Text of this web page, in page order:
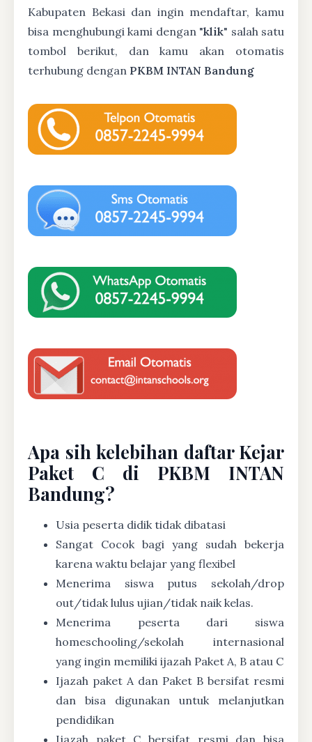
Kabupaten Bekasi dan ingin mendaftar, kamu
bisa menghubungi kami dengan "klik" salah satu
tombol berikut, dan kamu akan otomatis
terhubung dengan PKBM INTAN Bandung
Apa sih kelebihan daftar Kejar
Paket C di PKBM INTAN
Bandung?
Usia peserta didik tidak dibatasi
Sangat Cocok bagi yang sudah bekerja
karena waktu belajar yang flexibel
Menerima siswa putus sekolah/drop
out/tidak lulus ujian/tidak naik kelas.
Menerima peserta dari siswa
homeschooling/sekolah internasional
yang ingin memiliki ijazah Paket A, B atau C
Ijazah paket A dan Paket B bersifat resmi
dan bisa digunakan untuk melanjutkan
pendidikan
Ijazah paket C bersifat resmi dan bisa